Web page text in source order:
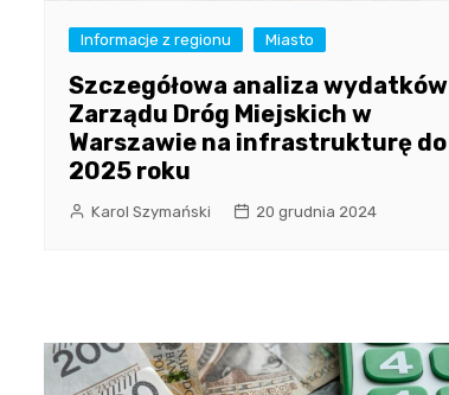
Informacje z regionu Miasto
Szczegółowa analiza wydatków
Zarządu Dróg Miejskich w
Warszawie na infrastrukturę do
2025 roku
Karol Szymański 20 grudnia 2024